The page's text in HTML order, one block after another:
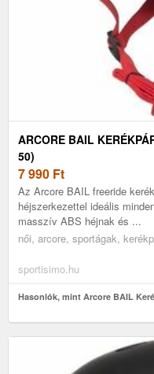
ARCORE BAIL
50)
7 990 Ft
Az Arcore BAIL freeride
héjszerkezettel ideális
masszív ABS héjnak és ...
női, arcore, sportágak,
sportisimo.hu
Hasonlók, mint Arcore BAIL